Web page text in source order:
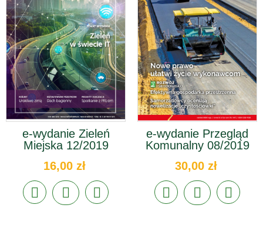
e-wydanie Zieleń
Miejska 12/2019
16,00 zł
e-wydanie Przegląd
Komunalny 08/2019
30,00 zł